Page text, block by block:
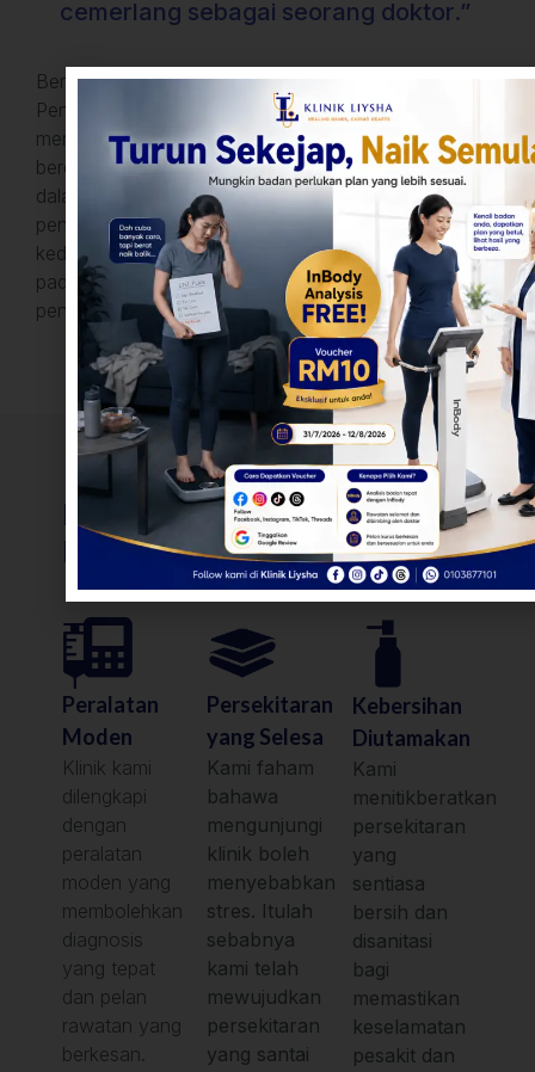
cemerlang sebagai seorang doktor.”
Berpusat di Bukit Rambai, Dr. Nish kini merupakan
Pengarah Perubatan di Klinik Liysha. Beliau
merupakan seorang profesional perubatan yang
berdedikasi dan berpengalaman, serta berjiwa besar
dalam penjagaan pesakit. Sejak menamatkan
pengajian dengan kepujian daripada program
kedoktorannya di Universiti Hassanuddin, Indonesia
pada tahun 2013, beliau terus mengembangkan
pengetahuan dan kemahirannya.
Kemudahan Penjagaan
Kesihatan
Peralatan
Moden
Klinik kami
dilengkapi
dengan
peralatan
moden yang
membolehkan
diagnosis
yang tepat
dan pelan
rawatan yang
berkesan.
Persekitaran
yang Selesa
Kami faham
bahawa
mengunjungi
klinik boleh
menyebabkan
stres. Itulah
sebabnya
kami telah
mewujudkan
persekitaran
yang santai
Kebersihan
Diutamakan
Kami
menitikberatkan
persekitaran
yang
sentiasa
bersih dan
disanitasi
bagi
memastikan
keselamatan
pesakit dan